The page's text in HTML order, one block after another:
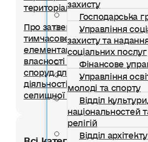
Господарська
Управління
захисту та
соціальних послуг
Фінансове
Управління
молоді та спорту
Відділ
національностей
релігій
Відділ
територіальної громади
Про затвердження
тимчасове користування
елементами благоустрою
власності для розміщення
споруд для провадження
діяльності на території
селищної територіальної
Всі категорії розділу